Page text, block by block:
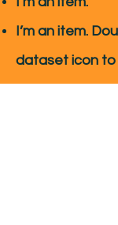
I’m an item.
dataset icon to